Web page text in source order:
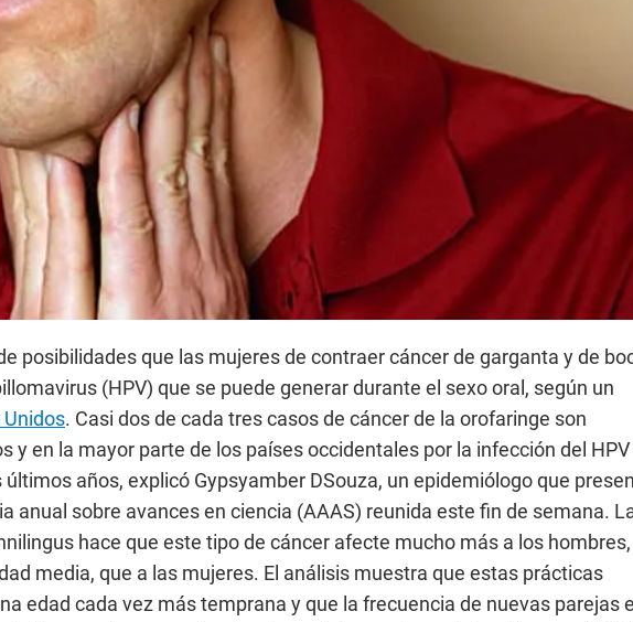
posibilidades que las mujeres de contraer cáncer de garganta y de
(HPV) que se puede generar durante el sexo oral, según un
Unidos. Casi dos de cada tres casos de cáncer de la orofaringe son
y en la mayor parte de los países occidentales por la infección del
años, explicó Gypsyamber DSouza, un epidemiólogo que
anual sobre avances en ciencia (AAAS) reunida este fin de semana.
hace que este tipo de cáncer afecte mucho más a los hombres,
media, que a las mujeres. El análisis muestra que estas prácticas
edad cada vez más temprana y que la frecuencia de nuevas parejas